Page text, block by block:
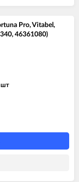
Pro, Vitabel,
46361080)
шт